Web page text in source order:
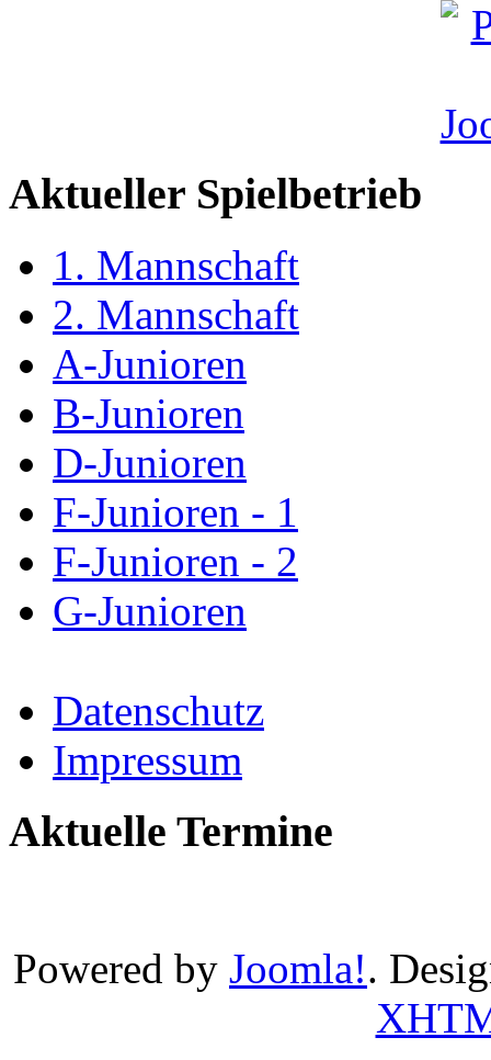
Aktueller Spielbetrieb
1. Mannschaft
2. Mannschaft
A-Junioren
B-Junioren
D-Junioren
F-Junioren - 1
F-Junioren - 2
G-Junioren
Datenschutz
Impressum
Aktuelle Termine
Powered by Joomla!.